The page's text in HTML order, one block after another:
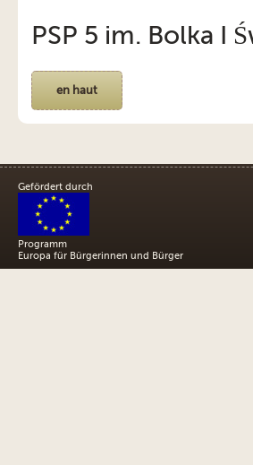
PSP 5 im. Bolka I
en haut
Gefördert durch
Programm
Europa für Bürgerinnen und Bürger